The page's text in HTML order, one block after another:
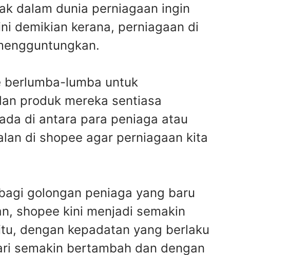
dalam dunia perniagaan ingin
demikian kerana, perniagaan di
berlumba-lumba untuk
produk mereka sentiasa
di antara para peniaga atau
di shopee agar perniagaan kita
golongan peniaga yang baru
shopee kini menjadi semakin
dengan kepadatan yang berlaku
semakin bertambah dan dengan